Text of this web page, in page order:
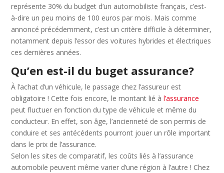
représente 30% du budget d’un automobiliste français, c’est-
à-dire un peu moins de 100 euros par mois. Mais comme
annoncé précédemment, c’est un critère difficile à déterminer,
notamment depuis l’essor des voitures hybrides et électriques
ces dernières années.
Qu’en est-il du buget assurance?
À l’achat d’un véhicule, le passage chez l’assureur est
obligatoire ! Cette fois encore, le montant lié àl’assurance
peut fluctuer en fonction du type de véhicule et même du
conducteur. En effet, son âge, l’ancienneté de son permis de
conduire et ses antécédents pourront jouer un rôle important
dans le prix de l’assurance.
Selon les sites de comparatif, les coûts liés à l’assurance
automobile peuvent même varier d’une région à l’autre ! Chez